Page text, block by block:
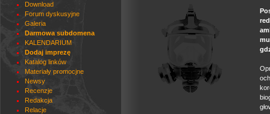
Download
Forum dyskusyjne
Galeria
Darmowa subdomena
KALENDARIUM
Dodaj imprezę
Katalog linków
Materiały promocjne
Newsy
Recenzje
Redakcja
Relacje